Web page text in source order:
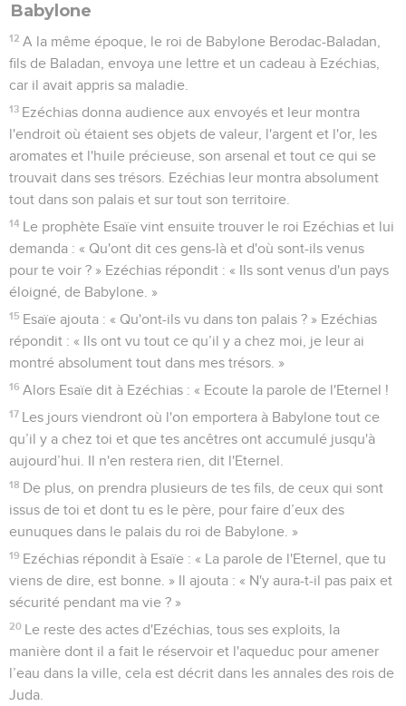
Babylone
12 A la même époque, le roi de Babylone Berodac-Baladan,
fils de Baladan, envoya une lettre et un cadeau à Ezéchias,
car il avait appris sa maladie.
13 Ezéchias donna audience aux envoyés et leur montra
l'endroit où étaient ses objets de valeur, l'argent et l'or, les
aromates et l'huile précieuse, son arsenal et tout ce qui se
trouvait dans ses trésors. Ezéchias leur montra absolument
tout dans son palais et sur tout son territoire.
14 Le prophète Esaïe vint ensuite trouver le roi Ezéchias et lui
demanda : « Qu'ont dit ces gens-là et d'où sont-ils venus
pour te voir ? » Ezéchias répondit : « Ils sont venus d'un pays
éloigné, de Babylone. »
15 Esaïe ajouta : « Qu'ont-ils vu dans ton palais ? » Ezéchias
répondit : « Ils ont vu tout ce qu’il y a chez moi, je leur ai
montré absolument tout dans mes trésors. »
16 Alors Esaïe dit à Ezéchias : « Ecoute la parole de l'Eternel !
17 Les jours viendront où l'on emportera à Babylone tout ce
qu’il y a chez toi et que tes ancêtres ont accumulé jusqu'à
aujourd’hui. Il n'en restera rien, dit l'Eternel.
18 De plus, on prendra plusieurs de tes fils, de ceux qui sont
issus de toi et dont tu es le père, pour faire d’eux des
eunuques dans le palais du roi de Babylone. »
19 Ezéchias répondit à Esaïe : « La parole de l'Eternel, que tu
viens de dire, est bonne. » Il ajouta : « N'y aura-t-il pas paix et
sécurité pendant ma vie ? »
20 Le reste des actes d'Ezéchias, tous ses exploits, la
manière dont il a fait le réservoir et l'aqueduc pour amener
l’eau dans la ville, cela est décrit dans les annales des rois de
Juda.